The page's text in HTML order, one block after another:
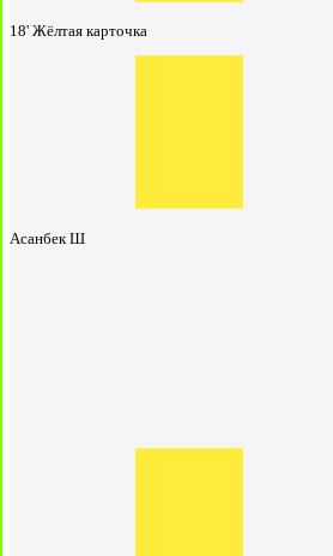
18' Жёлтая карточка
Асанбек Ш